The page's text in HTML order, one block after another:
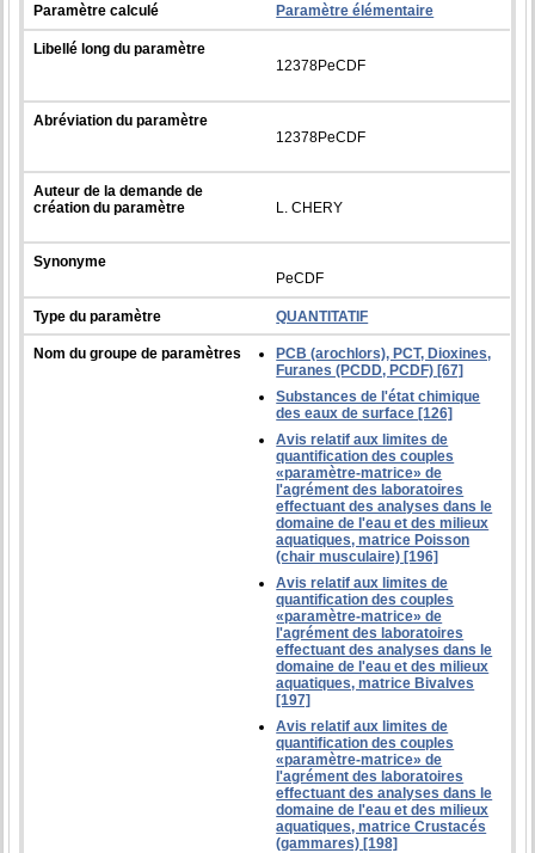
Paramètre calculé Paramètre élémentaire
Libellé long du paramètre
12378PeCDF
Abréviation du paramètre
12378PeCDF
Auteur de la demande de
création du paramètre
L. CHERY
Synonyme
PeCDF
Type du paramètre QUANTITATIF
Nom du groupe de paramètres
PCB (arochlors), PCT, Dioxines,
Furanes (PCDD, PCDF) [67]
Substances de l'état chimique
des eaux de surface [126]
Avis relatif aux limites de
quantification des couples
«paramètre-matrice» de
l'agrément des laboratoires
effectuant des analyses dans le
domaine de l'eau et des milieux
aquatiques, matrice Poisson
(chair musculaire) [196]
Avis relatif aux limites de
quantification des couples
«paramètre-matrice» de
l'agrément des laboratoires
effectuant des analyses dans le
domaine de l'eau et des milieux
aquatiques, matrice Bivalves
[197]
Avis relatif aux limites de
quantification des couples
«paramètre-matrice» de
l'agrément des laboratoires
effectuant des analyses dans le
domaine de l'eau et des milieux
aquatiques, matrice Crustacés
(gammares) [198]